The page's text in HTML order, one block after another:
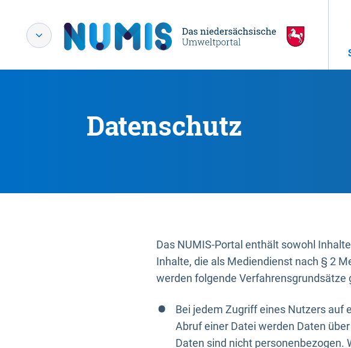
Datenschutz
Das NUMIS-Portal enthält sowohl
Inhalte, die als Mediendienst nach § 2
werden folgende Verfahrensgrundsätze
Bei jedem Zugriff eines Nutzers auf
Abruf einer Datei werden Daten
Daten sind nicht personenbezogen.